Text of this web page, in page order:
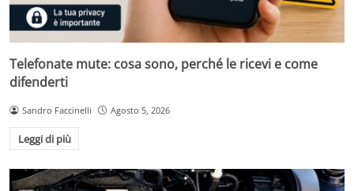
Telefonate mute: cosa sono, perché le ricevi e come
difenderti
Sandro Faccinelli Agosto 5, 2026
Leggi di più